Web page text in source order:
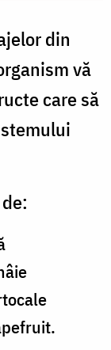
din
vă
care să